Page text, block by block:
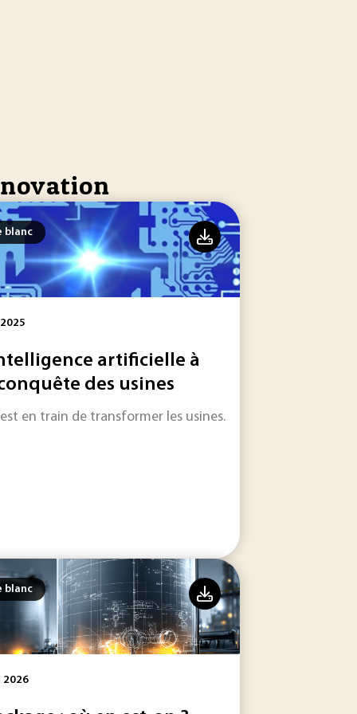
les performances des usines.
blanc
artificielle à
des usines
est en train de transformer les usines.
blanc
2026